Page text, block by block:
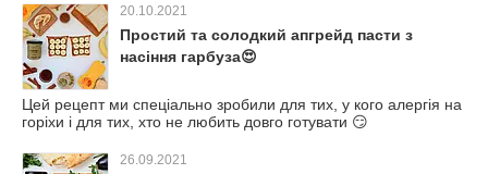
20.10.2021
Простий та солодкий апгрейд пасти з
насіння гарбуза😍
Цей рецепт ми спеціально зробили для тих, у кого алергія на
горіхи і для тих, хто не любить довго готувати 😏
26.09.2021